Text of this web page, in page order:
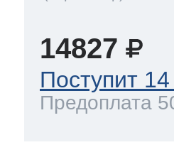
14827
Поступит
Предоплата